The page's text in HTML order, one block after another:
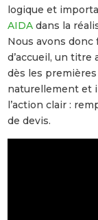
logique et
AIDA dans la
Nous avons donc
d’accueil, un
dès les premières
naturellement et
l’action clair :
de devis.